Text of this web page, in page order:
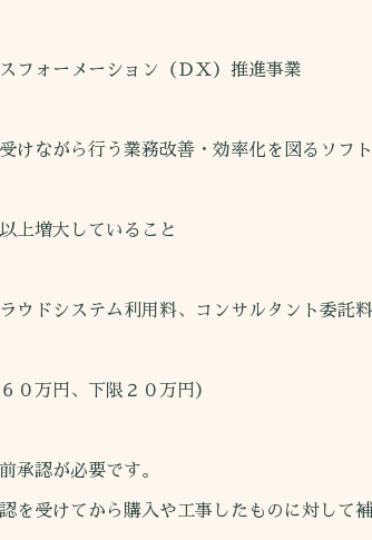
フォーメーション（ＤＸ）推進事業
ながら行う業務改善・効率化を図るソフ
増大していること
ドシステム利用料、コンサルタント委託料
万円、下限２０万円）
認が必要です。
受けてから購入や工事したものに対して補